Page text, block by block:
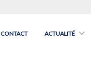
CONTACT ACTUALITÉ